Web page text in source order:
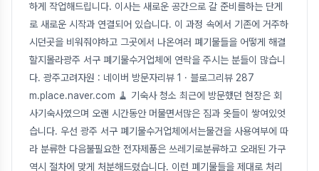
하게 작업해드립니다. 이사는 새로운 공간으로 갈 준비를하는 단게
로 새로운 시작과 연결되어 있습니다. 이 과정 속에서 기존에 거주하
시던곳을 비워줘야하고 그곳에서 나온여러 폐기물들을 어떻게 해결
할지몰라광주 서구 폐기물수거업체에 연락을 주시는 분들이 많습니
다. 광주고려자원 : 네이버 방문자리뷰 1 · 블로그리뷰 287
m.place.naver.com 🧹 기숙사 청소 최근에 방문했던 현장은 회
사기숙사였으며 오랜 시간동안 머물면서많은 짐과 옷들이 쌓여있엇
습니다. 우선 광주 서구 폐기물수거업체에서는물건을 사용여부에 따
라 분류한 다음불필요한 전자제품은 쓰레기로분류하고 오래된 가구
역시 절차에 맞게 처분해드렸습니다. 이런 폐기물들을 제대로 처리